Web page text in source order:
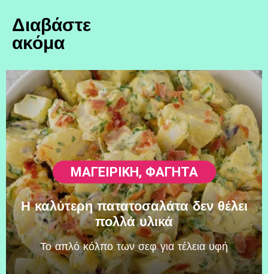
Διαβάστε
ακόμα
ΜΑΓΕΙΡΙΚΗ, ΦΑΓΗΤΆ
Η καλύτερη πατατοσαλάτα δεν θέλει
πολλά υλικά
Το απλό κόλπο των σεφ για τέλεια υφή